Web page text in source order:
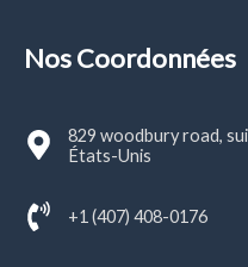
Nos Coordonnées
829 woodbury road,
États-Unis
+1 (407) 408-0176